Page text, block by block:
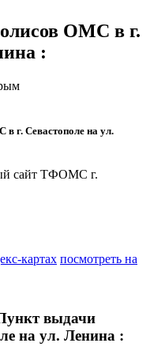
нормативными
исполнительной
выработке
нормативными
и Положением о
системе обязательного
оказания
территориальной
страхования и
страхования.
доступности и качества
соблюдения прав
по
ОМС в г.
:
г. Севастополе на ул.
сайт ТФОМС г.
картах посмотреть на
выдачи
на ул. Ленина :